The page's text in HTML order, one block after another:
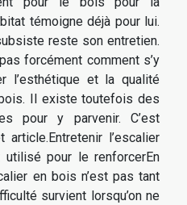
témoigne déjà pour lui.
reste son entretien.
forcément comment s’y
l’esthétique et la qualité
Il existe toutefois des
pour y parvenir. C’est
article.Entretenir l’escalier
pour le renforcerEn
en bois n’est pas tant
survient lorsqu’on ne